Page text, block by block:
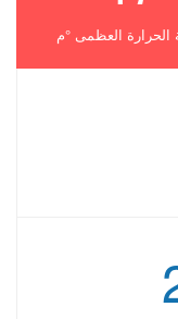
الحرارة العظمى °ﻡ